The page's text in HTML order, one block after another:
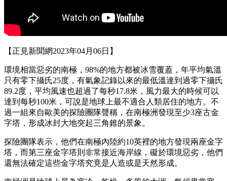
【正見新聞網2023年04月06日】
環境相當惡劣的南極，98%的地方都被冰雪覆蓋，年平均氣溫
只有零下攝氏25度，有氣象記錄以來的最低溫達到過零下攝氏
89.2度，平均風速也超過了每秒17.8米，風力最大的時候可以
達到每秒100米，可說是地球上最不適合人類居住的地方。不
過一組來自歐美的探險團隊聲稱，在南極洲發現至少3座古金
字塔，形成冰封大地突起三角錐的景象。
探險團隊表示，他們在南極內陸約10英裡的地方發現兩座金字
塔，而第三座金字塔則非常接近海岸線，礙於環境惡劣，他們
還無法確定這些金字塔究竟是人造或是天然形成。